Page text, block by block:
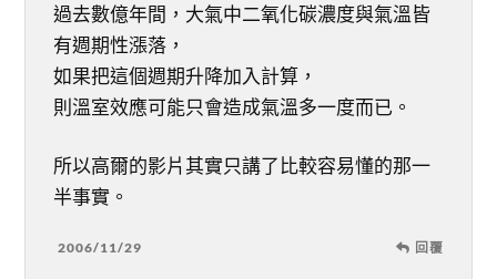
過去數億年間，大氣中二氧化碳濃度與氣溫皆
有週期性漲落，
如果把這個週期升降加入計算，
則溫室效應可能只會造成氣溫多一度而已。
所以高爾的影片其實只講了比較容易懂的那一
半事實。
2006/11/29 回覆